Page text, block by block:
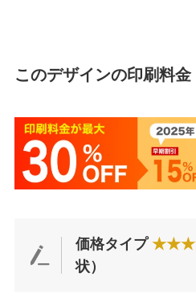
このデザインの印刷料金
価格タイプ
状）